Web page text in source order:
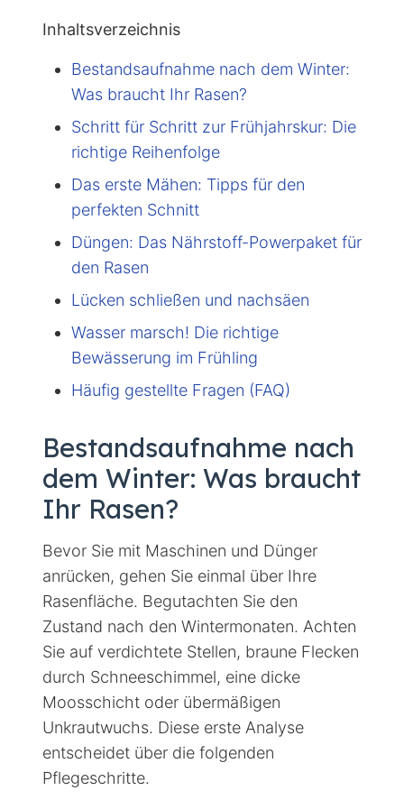
Inhaltsverzeichnis
Bestandsaufnahme nach dem Winter:
Was braucht Ihr Rasen?
Schritt für Schritt zur Frühjahrskur: Die
richtige Reihenfolge
Das erste Mähen: Tipps für den
perfekten Schnitt
Düngen: Das Nährstoff-Powerpaket für
den Rasen
Lücken schließen und nachsäen
Wasser marsch! Die richtige
Bewässerung im Frühling
Häufig gestellte Fragen (FAQ)
Bestandsaufnahme nach
dem Winter: Was braucht
Ihr Rasen?
Bevor Sie mit Maschinen und Dünger
anrücken, gehen Sie einmal über Ihre
Rasenfläche. Begutachten Sie den
Zustand nach den Wintermonaten. Achten
Sie auf verdichtete Stellen, braune Flecken
durch Schneeschimmel, eine dicke
Moosschicht oder übermäßigen
Unkrautwuchs. Diese erste Analyse
entscheidet über die folgenden
Pflegeschritte.